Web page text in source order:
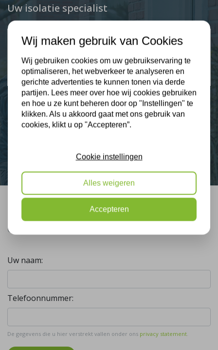
Uw isolatie specialist
9,3
Klantbeoordelingen
Nieuws
Bel mij terug
Gratis, vrijblijvend advies
Uw naam:
Telefoonnummer:
De gegevens die u hier verstrekt vallen onder ons privacy statement.
Wij maken gebruik van Cookies
Wij gebruiken cookies om uw gebruikservaring te
optimaliseren, het webverkeer te analyseren en
gerichte advertenties te kunnen tonen via derde
partijen. Lees meer over hoe wij cookies gebruiken
en hoe u ze kunt beheren door op "Instellingen" te
klikken. Als u akkoord gaat met ons gebruik van
cookies, klikt u op "Accepteren”.
Cookie instellingen
Alles weigeren
Accepteren